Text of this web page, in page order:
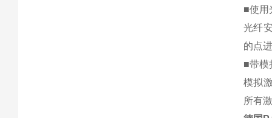
■使用
光纤
的点
■带模
模拟
所有